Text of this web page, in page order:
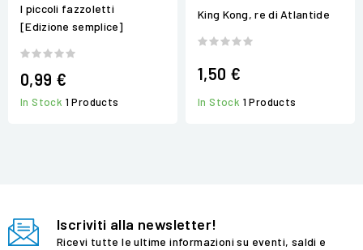
I piccoli fazzoletti
[Edizione semplice]
0,99 €
In Stock 1 Products
King Kong, re di Atlantide
1,50 €
In Stock 1 Products
Iscriviti alla newsletter!
Ricevi tutte le ultime informazioni su eventi, saldi e